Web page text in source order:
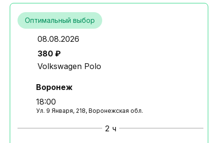
Оптимальный выбор
08.08.2026
380 ₽
Volkswagen Polo
Воронеж
18:00
Ул. 9 Января, 218, Воронежская обл.
2 ч